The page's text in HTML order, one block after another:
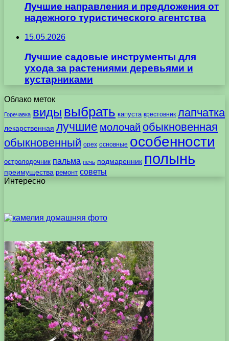
Лучшие направления и предложения от
надежного туристического агентства
15.05.2026
Лучшие садовые инструменты для
ухода за растениями деревьями и
кустарниками
Облако меток
Горечавка виды выбрать капуста крестовник лапчатка
лекарственная лучшие молочай обыкновенная
обыкновенный орех основные особенности
остролодочник пальма печь подмаренник полынь
преимущества ремонт советы
Интересно